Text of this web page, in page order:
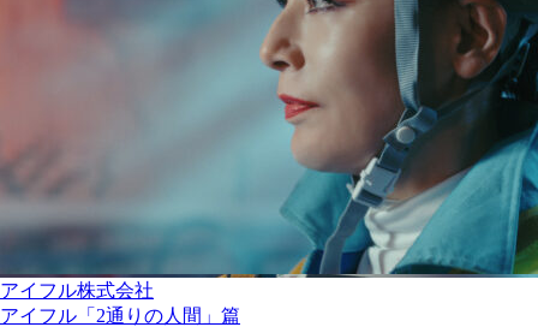
アイフル株式会社
アイフル「2通りの人間」篇